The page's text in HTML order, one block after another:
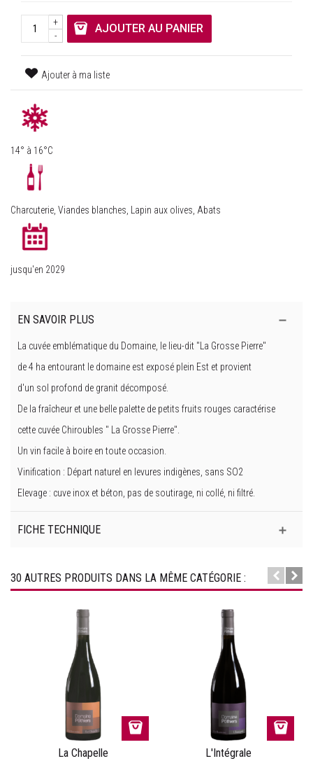
-
+ AJOUTER AU PANIER
Ajouter à ma liste
14° à 16°C
Charcuterie, Viandes blanches, Lapin aux olives, Abats
jusqu'en 2029
EN SAVOIR PLUS
La cuvée emblématique du Domaine, le lieu-dit "La Grosse Pierre"
de 4 ha entourant le domaine est exposé plein Est et provient
d'un sol profond de granit décomposé.
De la fraîcheur et une belle palette de petits fruits rouges caractérise
cette cuvée Chiroubles " La Grosse Pierre".
Un vin facile à boire en toute occasion.
Vinification : Départ naturel en levures indigènes, sans SO2
Elevage : cuve inox et béton, pas de soutirage, ni collé, ni filtré.
FICHE TECHNIQUE
30 AUTRES PRODUITS DANS LA MÊME CATÉGORIE :
La Chapelle L'Intégrale